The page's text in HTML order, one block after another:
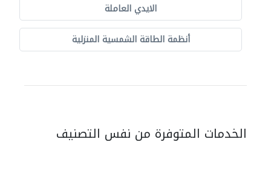
الايدي العاملة
أنظمة الطاقة الشمسية المنزلية
الخدمات المتوفرة من نفس التصنيف